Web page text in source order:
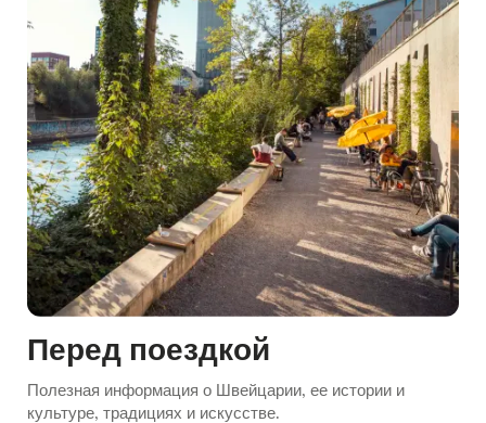
Перед поездкой
Полезная информация о Швейцарии, ее истории и
культуре, традициях и искусстве.